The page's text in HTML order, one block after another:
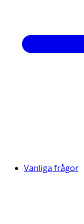
Vanliga frågor